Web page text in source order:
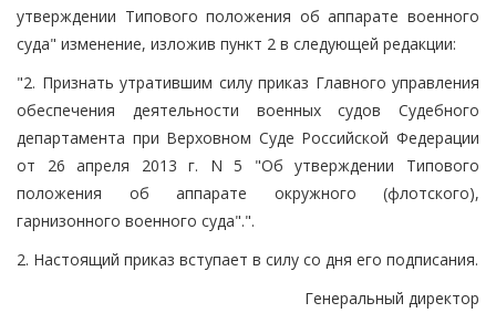
утверждении Типового положения об аппарате военного
суда" изменение, изложив пункт 2 в следующей редакции:
"2. Признать утратившим силу приказ Главного управления
обеспечения деятельности военных судов Судебного
департамента при Верховном Суде Российской Федерации
от 26 апреля 2013 г. N 5 "Об утверждении Типового
положения об аппарате окружного (флотского),
гарнизонного военного суда".".
2. Настоящий приказ вступает в силу со дня его подписания.
Генеральный директор